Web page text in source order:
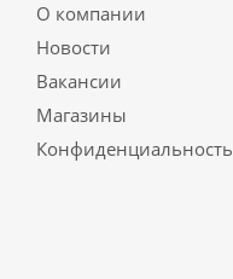
О компании
Новости
Вакансии
Магазины
Конфиденциальность